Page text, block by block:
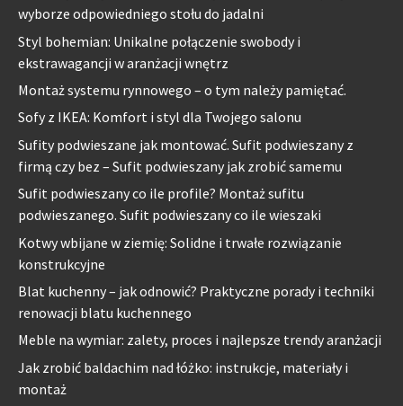
wyborze odpowiedniego stołu do jadalni
Styl bohemian: Unikalne połączenie swobody i
ekstrawagancji w aranżacji wnętrz
Montaż systemu rynnowego – o tym należy pamiętać.
Sofy z IKEA: Komfort i styl dla Twojego salonu
Sufity podwieszane jak montować. Sufit podwieszany z
firmą czy bez – Sufit podwieszany jak zrobić samemu
Sufit podwieszany co ile profile? Montaż sufitu
podwieszanego. Sufit podwieszany co ile wieszaki
Kotwy wbijane w ziemię: Solidne i trwałe rozwiązanie
konstrukcyjne
Blat kuchenny – jak odnowić? Praktyczne porady i techniki
renowacji blatu kuchennego
Meble na wymiar: zalety, proces i najlepsze trendy aranżacji
Jak zrobić baldachim nad łóżko: instrukcje, materiały i
montaż